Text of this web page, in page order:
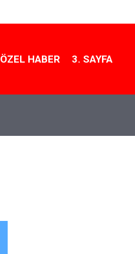
ÖZEL HABER 3. SAYFA